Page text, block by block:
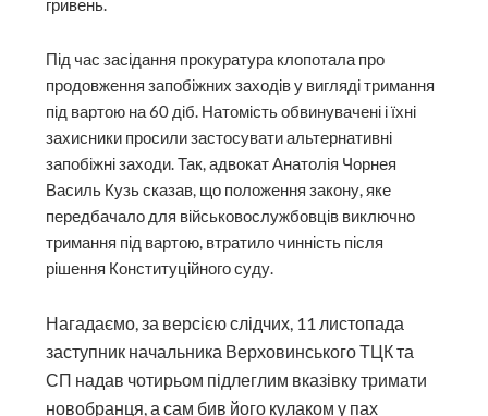
гривень.
Під час засідання прокуратура клопотала про
продовження запобіжних заходів у вигляді тримання
під вартою на 60 діб. Натомість обвинувачені і їхні
захисники просили застосувати альтернативні
запобіжні заходи. Так, адвокат Анатолія Чорнея
Василь Кузь сказав, що положення закону, яке
передбачало для військовослужбовців виключно
тримання під вартою, втратило чинність після
рішення Конституційного суду.
Нагадаємо, за версією слідчих, 11 листопада
заступник начальника Верховинського ТЦК та
СП надав чотирьом підлеглим вказівку тримати
новобранця, а сам бив його кулаком у пах